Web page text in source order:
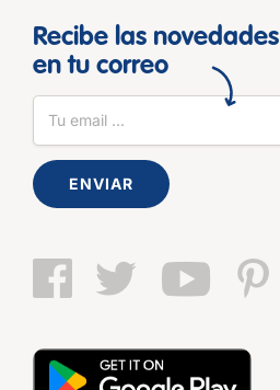
Recibe las novedades
en tu correo
ENVIAR